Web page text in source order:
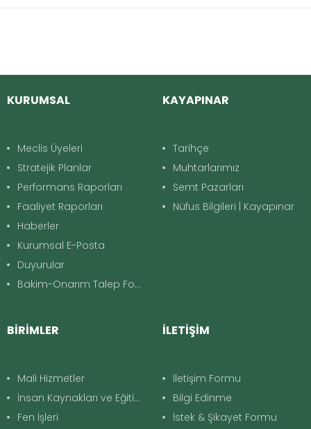
KURUMSAL
Meclis Üyeleri
Stratejik Planlar
Performans Raporları
Faaliyet Raporları
Haberler
Kurumsal E-Posta
Duyurular
Bakim-Onarım Talep Formu
KAYAPINAR
Tarihçe
Muhtarlarımız
Semt Pazarları
Nüfus Bilgileri | Kayapınar
BİRİMLER
Mali Hizmetler
İnsan Kaynakları ve Eğitim
Fen İşleri
İLETİŞİM
İletişim Formu
Bilgi Edinme
İstek & Şikayet Formu